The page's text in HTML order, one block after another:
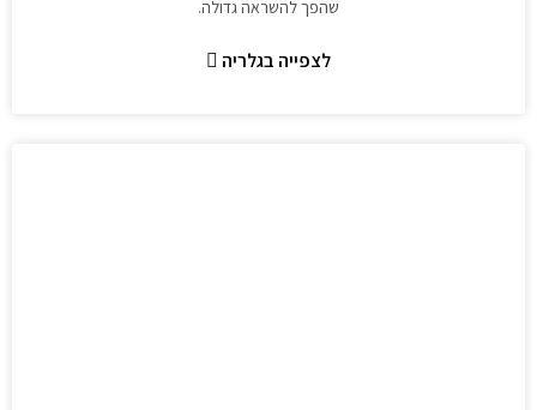
שהפך להשראה גדולה.
לצפייה בגלריה